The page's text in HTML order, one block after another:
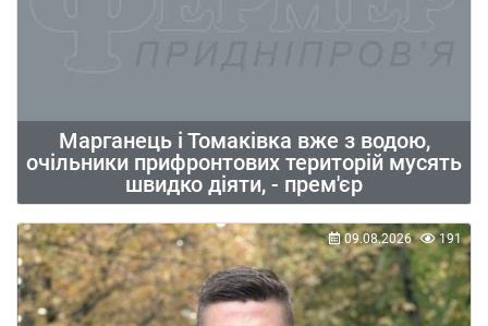
Марганець і Томаківка вже з водою,
очільники прифронтових територій мусять
швидко діяти, - прем'єр
09.08.2026 191